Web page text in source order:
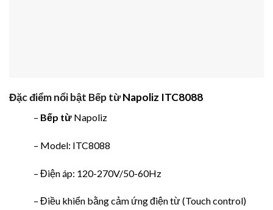
Đặc điểm nổi bật Bếp từNapoliz ITC8088
– Bếp từ Napoliz
– Model: ITC8088
– Điện áp: 120-270V/50-60Hz
– Điều khiển bằng cảm ứng điện từ (Touch control)